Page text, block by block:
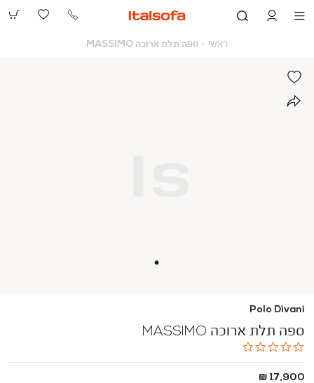
073-
ראשי ראשי
ספה תלת ארוכה MASSIMO
Polo Divani
ספה תלת ארוכה MASSIMO
החל
17,900 ₪